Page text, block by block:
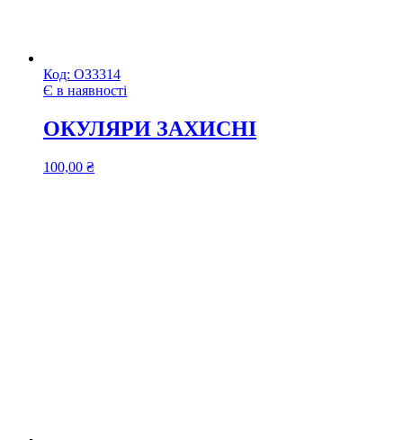
Код: ОЗ3314
Є в наявності
ОКУЛЯРИ ЗАХИСНІ
100,00 ₴